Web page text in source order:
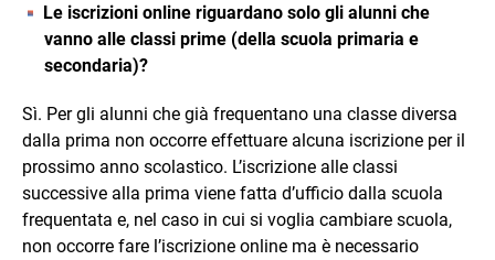
Le iscrizioni online riguardano solo gli alunni che
vanno alle classi prime (della scuola primaria e
secondaria)?
Sì. Per gli alunni che già frequentano una classe diversa
dalla prima non occorre effettuare alcuna iscrizione per il
prossimo anno scolastico. L’iscrizione alle classi
successive alla prima viene fatta d’ufficio dalla scuola
frequentata e, nel caso in cui si voglia cambiare scuola,
non occorre fare l’iscrizione online ma è necessario